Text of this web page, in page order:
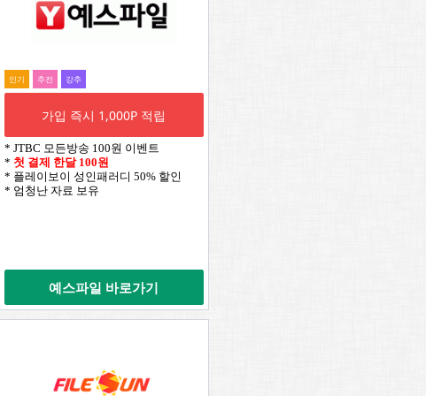
인기 추전 강추
가입 즉시 1,000P 적립
* JTBC 모든방송 100원 이벤트
* 첫 결제 한달 100원
* 플레이보이 성인패러디 50% 할인
* 엄청난 자료 보유
예스파일 바로가기